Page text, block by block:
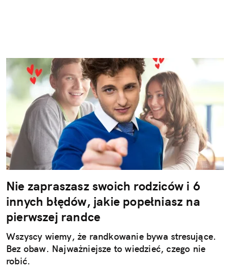
Nie zapraszasz swoich rodziców i 6
innych błędów, jakie popełniasz na
pierwszej randce
Wszyscy wiemy, że randkowanie bywa stresujące.
Bez obaw. Najważniejsze to wiedzieć, czego nie
robić.